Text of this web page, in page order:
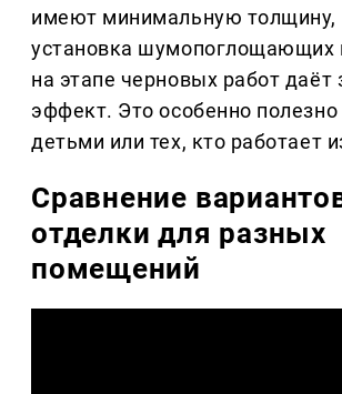
имеют минимальную толщину,
установка шумопоглощающих
на этапе черновых работ даёт
эффект. Это особенно
детьми или тех, кто работает
Сравнение
отделки для разных
помещений